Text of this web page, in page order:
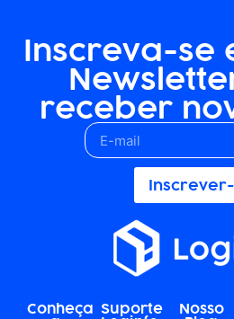
Inscreva-se
receber
Conheça Suporte Nosso